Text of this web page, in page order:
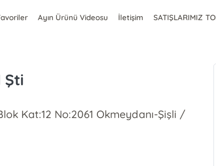
Ayın Ürünü Videosu İletişim SATIŞLARIMIZ
Şti
Kat:12 No:2061 Okmeydanı-Şişli /